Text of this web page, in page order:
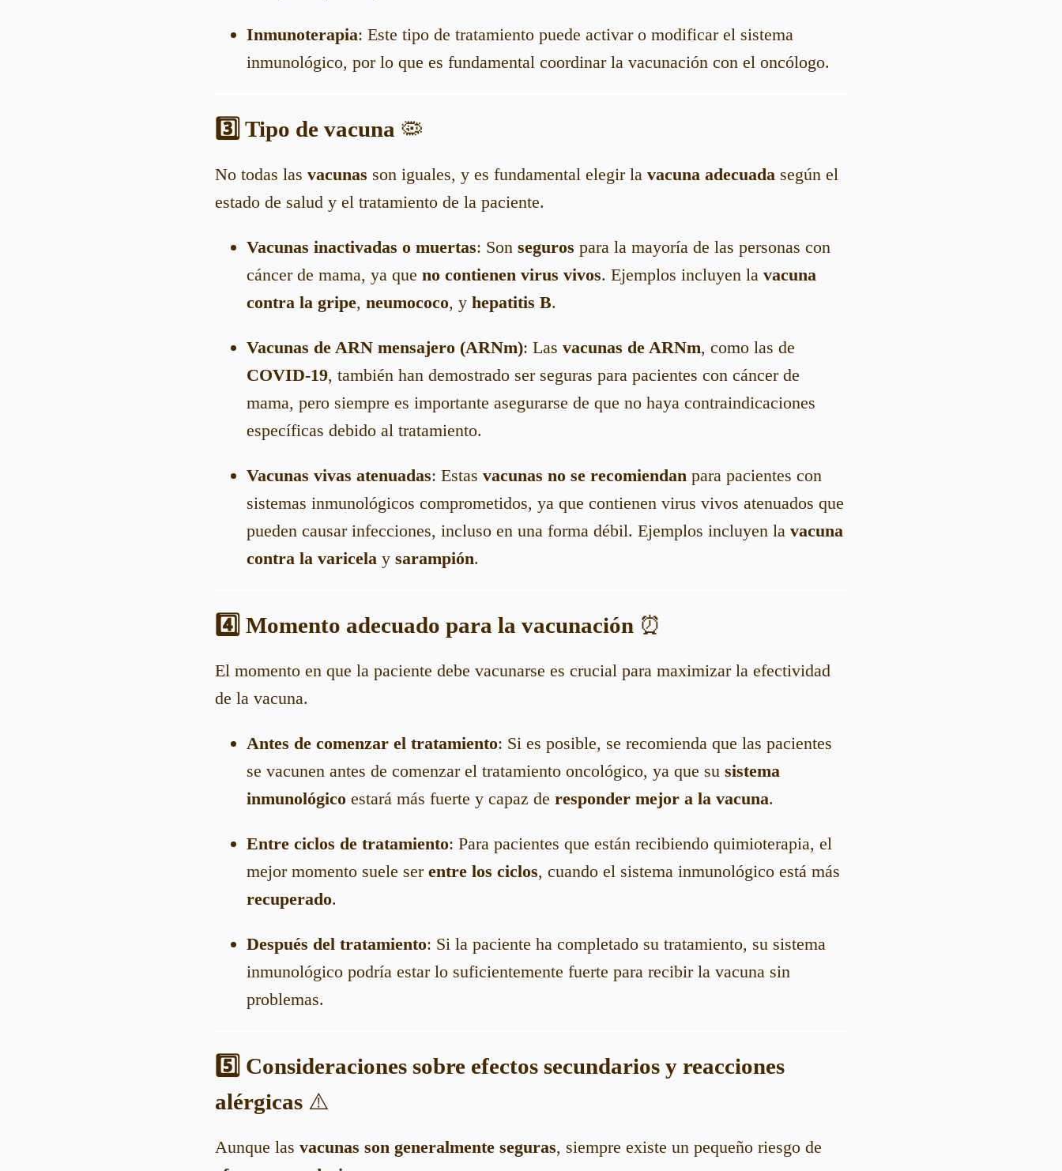
Inmunoterapia: Este tipo de tratamiento puede activar o modificar el sistema
inmunológico, por lo que es fundamental coordinar la vacunación con el oncólogo.
3️⃣ Tipo de vacuna 🦠
No todas las vacunas son iguales, y es fundamental elegir la vacuna adecuada según el
estado de salud y el tratamiento de la paciente.
Vacunas inactivadas o muertas: Son seguros para la mayoría de las personas con
cáncer de mama, ya que no contienen virus vivos. Ejemplos incluyen la vacuna
contra la gripe, neumococo, y hepatitis B.
Vacunas de ARN mensajero (ARNm): Las vacunas de ARNm, como las de
COVID-19, también han demostrado ser seguras para pacientes con cáncer de
mama, pero siempre es importante asegurarse de que no haya contraindicaciones
específicas debido al tratamiento.
Vacunas vivas atenuadas: Estas vacunas no se recomiendan para pacientes con
sistemas inmunológicos comprometidos, ya que contienen virus vivos atenuados que
pueden causar infecciones, incluso en una forma débil. Ejemplos incluyen la vacuna
contra la varicela y sarampión.
4️⃣ Momento adecuado para la vacunación ⏰
El momento en que la paciente debe vacunarse es crucial para maximizar la efectividad
de la vacuna.
Antes de comenzar el tratamiento: Si es posible, se recomienda que las pacientes
se vacunen antes de comenzar el tratamiento oncológico, ya que su sistema
inmunológico estará más fuerte y capaz de responder mejor a la vacuna.
Entre ciclos de tratamiento: Para pacientes que están recibiendo quimioterapia, el
mejor momento suele ser entre los ciclos, cuando el sistema inmunológico está más
recuperado.
Después del tratamiento: Si la paciente ha completado su tratamiento, su sistema
inmunológico podría estar lo suficientemente fuerte para recibir la vacuna sin
problemas.
5️⃣ Consideraciones sobre efectos secundarios y reacciones
alérgicas ⚠️
Aunque las vacunas son generalmente seguras, siempre existe un pequeño riesgo de